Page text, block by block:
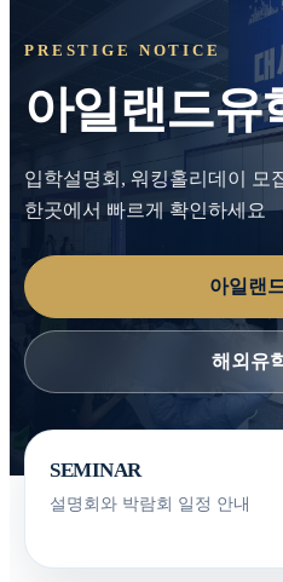
PRESTIGE NOTICE
아일랜드유
입학설명회, 워킹홀리데이 모
한곳에서 빠르게 확인하세요
아일랜
해외유
SEMINAR
설명회와 박람회 일정 안내